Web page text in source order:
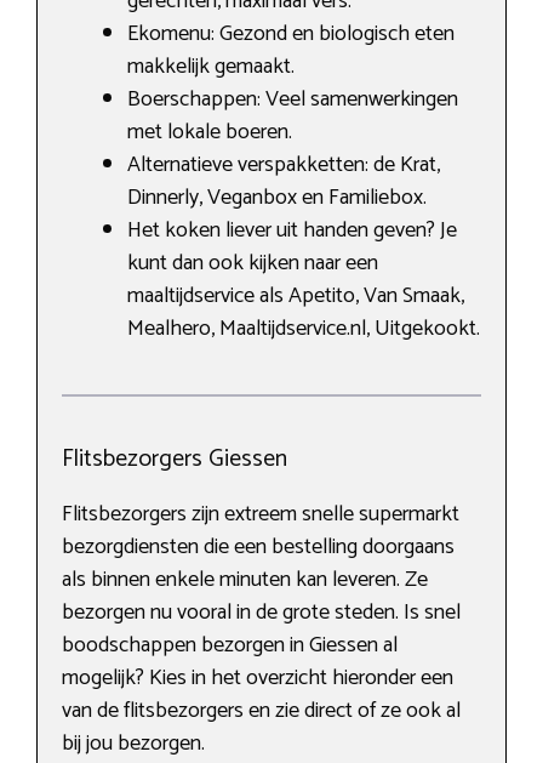
Ekomenu: Gezond en biologisch eten
makkelijk gemaakt.
Boerschappen: Veel samenwerkingen
met lokale boeren.
Alternatieve verspakketten: de Krat,
Dinnerly, Veganbox en Familiebox.
Het koken liever uit handen geven? Je
kunt dan ook kijken naar een
maaltijdservice als Apetito, Van Smaak,
Mealhero, Maaltijdservice.nl, Uitgekookt.
Flitsbezorgers Giessen
Flitsbezorgers zijn extreem snelle supermarkt
bezorgdiensten die een bestelling doorgaans
als binnen enkele minuten kan leveren. Ze
bezorgen nu vooral in de grote steden. Is snel
boodschappen bezorgen in Giessen al
mogelijk? Kies in het overzicht hieronder een
van de flitsbezorgers en zie direct of ze ook al
bij jou bezorgen.